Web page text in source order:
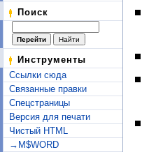
Поиск
Инструменты
Ссылки сюда
Связанные правки
Спецстраницы
Версия для печати
Чистый HTML
→M$WORD